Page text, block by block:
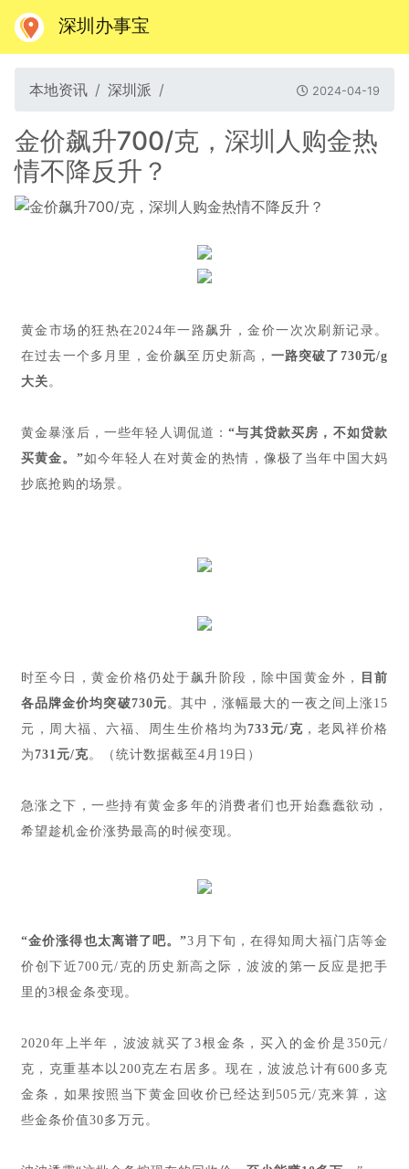
深圳办事宝
本地资讯 深圳派 2024-04-19
金价飙升700/克，深圳人购金热
情不降反升？
黄金市场的狂热在2024年一路飙升，金价一次次刷新记录。
在过去一个多月里，金价飙至历史新高， 一路突破了730元/g
大关。
黄金暴涨后，一些年轻人调侃道：“与其贷款买房，不如贷款
买黄金。”如今年轻人在对黄金的热情，像极了当年中国大妈
抄底抢购的场景。
时至今日，黄金价格仍处于飙升阶段，除中国黄金外，
目前
各品牌金价均突破730元。其中，涨幅最大的一夜之间上涨15
元，周大福、六福、周生生价格均为733元/克 ，老凤祥价格
为731元/克。（统计数据截至4月19日）
急涨之下，一些持有黄金多年的消费者们也开始蠢蠢欲动，
希望趁机金价涨势最高的时候变现。
“金价涨得也太离谱了吧。”3月下旬，在得知周大福门店等金
价创下近700元/克的历史新高之际，波波的第一反应是把手
里的3根金条变现。
2020年上半年，波波就买了3根金条，买入的金价是350元/
克，克重基本以200克左右居多。现在，波波总计有600多克
金条，如果按照当下黄金回收价已经达到505元/克来算，这
些金条价值30多万元。